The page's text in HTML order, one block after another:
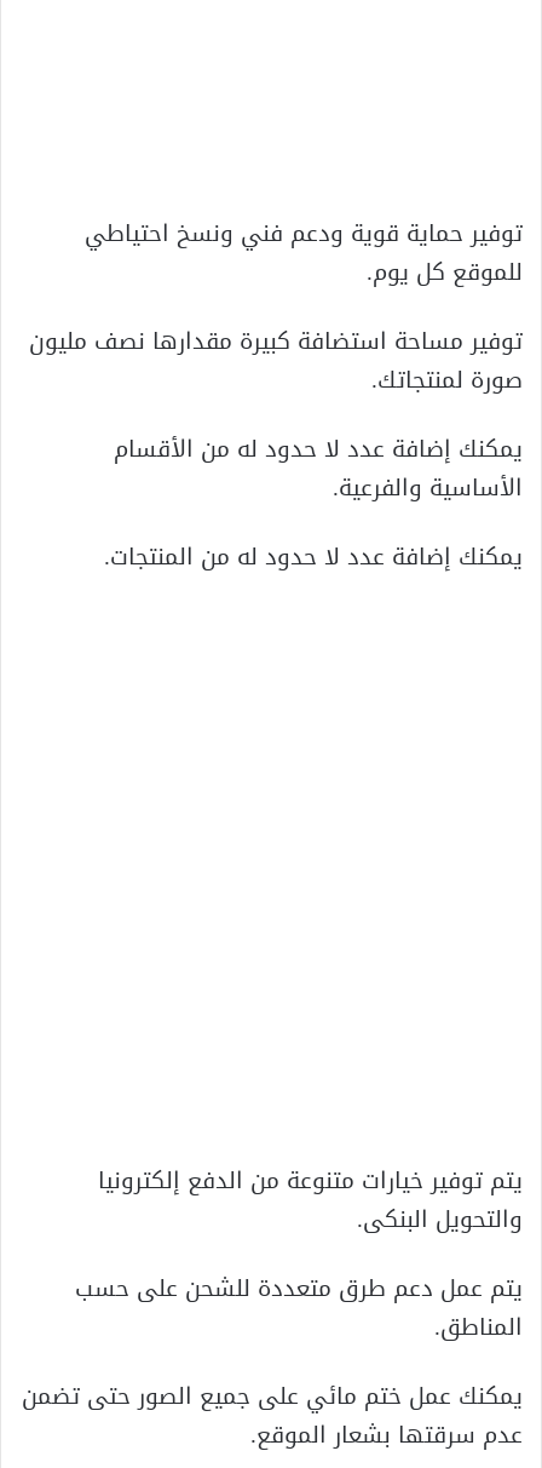
توفير حماية قوية ودعم فني ونسخ احتياطي
للموقع كل يوم.
توفير مساحة استضافة كبيرة مقدارها نصف مليون
صورة لمنتجاتك.
يمكنك إضافة عدد لا حدود له من الأقسام
الأساسية والفرعية.
يمكنك إضافة عدد لا حدود له من المنتجات.
يتم توفير خيارات متنوعة من الدفع إلكترونيا
والتحويل البنكى.
يتم عمل دعم طرق متعددة للشحن على حسب
المناطق.
يمكنك عمل ختم مائي على جميع الصور حتى تضمن
عدم سرقتها بشعار الموقع.